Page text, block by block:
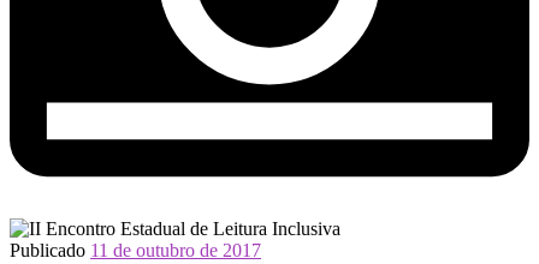
Publicado 11 de outubro de 2017